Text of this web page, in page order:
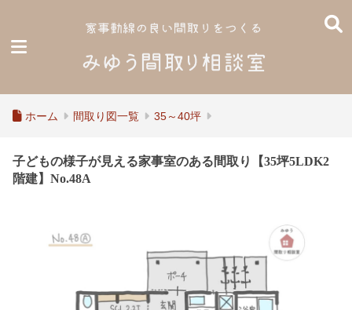
ホーム 間取り図一覧 35～40坪
子どもの様子が見える家事室のある間取り【35坪5LDK2
階建】No.48A